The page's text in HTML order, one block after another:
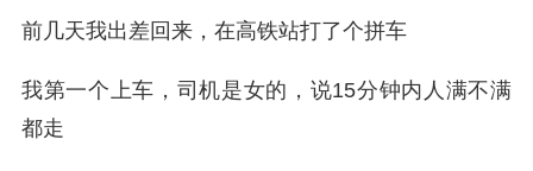
前几天我出差回来，在高铁站打了个拼车
我第一个上车，司机是女的，说15分钟内人满不满
都走